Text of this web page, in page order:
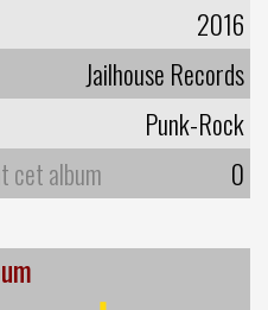
2016
Jailhouse Records
Punk-Rock
cet album
0